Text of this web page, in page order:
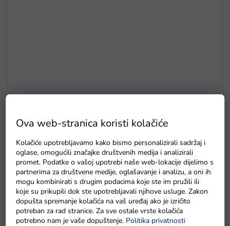
Ova web-stranica koristi kolačiće
Kolačiće upotrebljavamo kako bismo personalizirali sadržaj i
oglase, omogućili značajke društvenih medija i analizirali
promet. Podatke o vašoj upotrebi naše web-lokacije dijelimo s
partnerima za društvene medije, oglašavanje i analizu, a oni ih
mogu kombinirati s drugim podacima koje ste im pružili ili
koje su prikupili dok ste upotrebljavali njihove usluge. Zakon
dopušta spremanje kolačića na vaš uređaj ako je izričito
potreban za rad stranice. Za sve ostale vrste kolačića
potrebno nam je vaše dopuštenje. Politika privatnosti
Na zalihama u roku od 48 sati
Detaljan opis proizvoda
Představujemezávodní šlapací motokáru v moderním
designu. Její kvalitní zpracování zaručuje výdrž i několik
sezón, bude společníkem při všech procházkách. Má masivní